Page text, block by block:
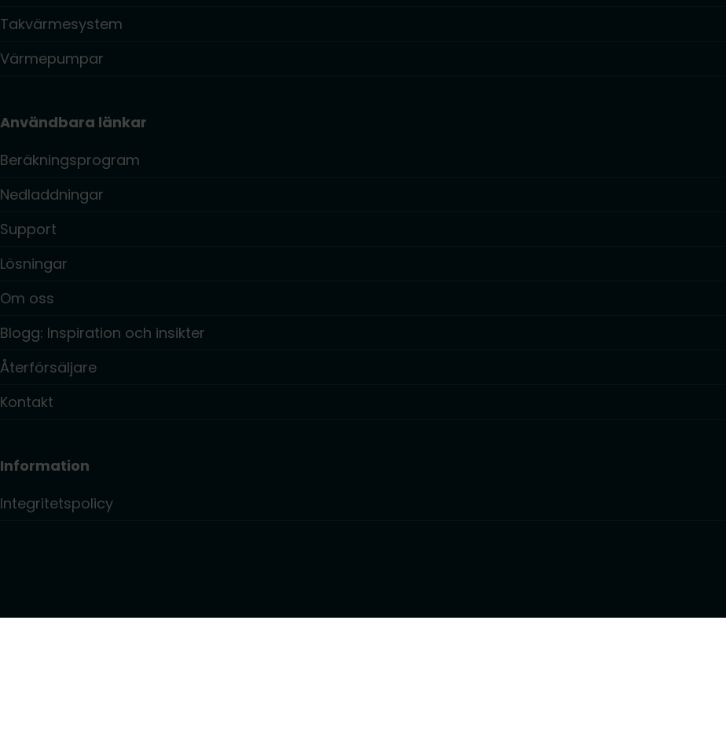
Takvärmesystem
Värmepumpar
Användbara länkar
Beräkningsprogram
Nedladdningar
Support
Lösningar
Om oss
Blogg: Inspiration och insikter
Återförsäljare
Kontakt
Information
Integritetspolicy